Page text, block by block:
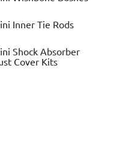
Inner Tie Rods
Shock Absorber
Cover Kits